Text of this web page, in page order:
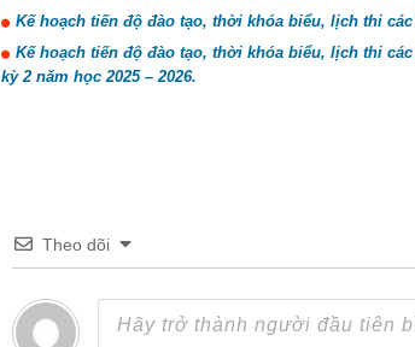
Kế hoạch tiến độ đào tạo, thời khóa biểu, lịch thi các
Kế hoạch tiến độ đào tạo, thời khóa biểu, lịch thi các
kỳ 2 năm học 2025 – 2026.
Theo dõi